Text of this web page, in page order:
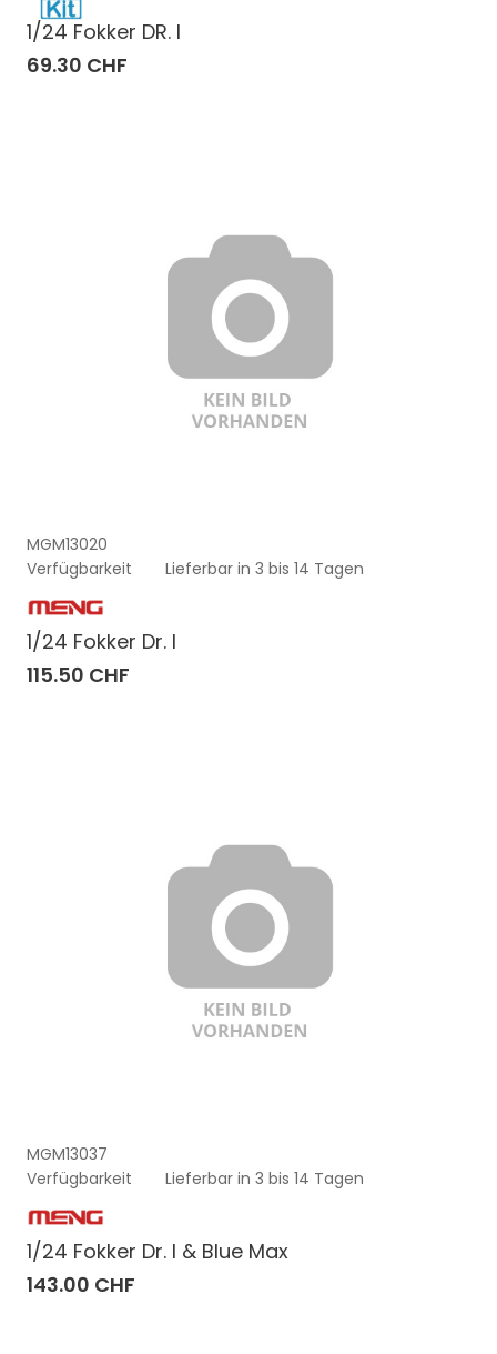
1/24 Fokker DR. I
69.30 CHF
MGM13020
Verfügbarkeit
Lieferbar in 3 bis 14 Tagen
1/24 Fokker Dr. I
115.50 CHF
MGM13037
Verfügbarkeit
Lieferbar in 3 bis 14 Tagen
1/24 Fokker Dr. I & Blue Max
143.00 CHF